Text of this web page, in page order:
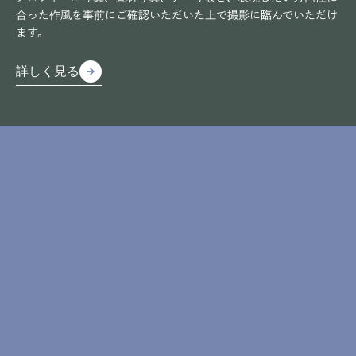
合った作風を事前にご確認いただいた上で撮影に臨んでいただけ
ます。
詳しく見る
詳しく見る
arrow_forward
arrow_forward